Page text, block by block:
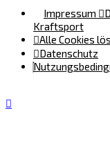
Impressum
Kraftsport
Alle Cookies
Datenschutz